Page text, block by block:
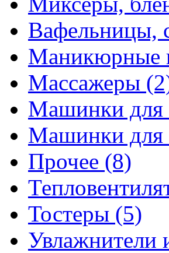
Вафельницы,
Маникюрные
Массажеры
Машинки для
Машинки для
Прочее (8)
Тостеры (5)
Увлажнители